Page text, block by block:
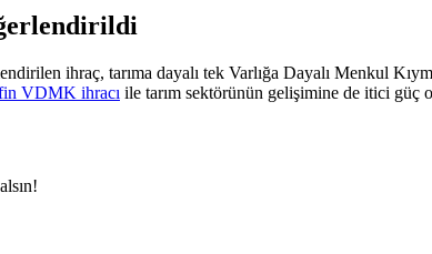
ihraç, tarıma dayalı tek Varlığa Dayalı Menkul
VDMK ihracı ile tarım sektörünün gelişimine de itici güç